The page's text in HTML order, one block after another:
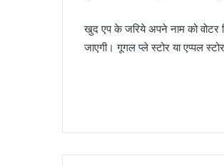
खुद एप के जरिये अपने नाम को वोटर
जाएगी। गूगल प्ले स्टोर या एप्पल